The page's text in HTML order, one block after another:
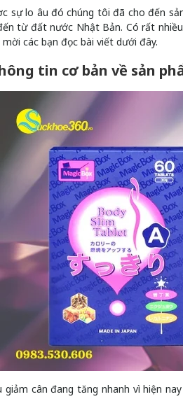
sự lo âu đó chúng tôi đã cho đến
từ đất nước Nhật Bản. Có rất
các bạn đọc bài viết dưới đây.
tin cơ bản về sản
giảm cân đang tăng nhanh vì hiện